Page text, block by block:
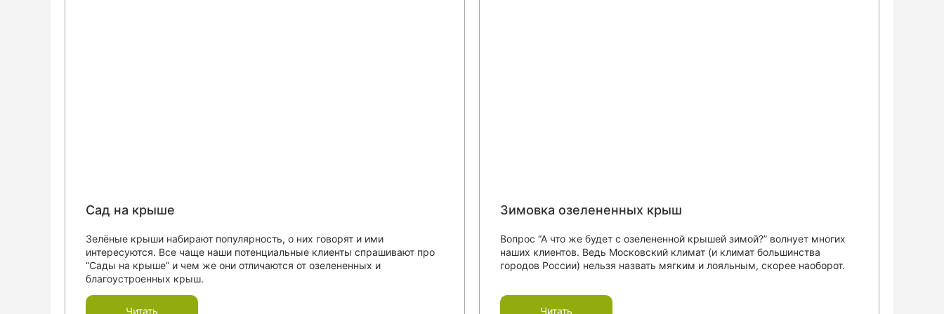
Сад на крыше Зимовка озелененных крыш
Зелёные крыши набирают популярность, о них говорят и ими
интересуются. Все чаще наши потенциальные клиенты спрашивают про
“Сады на крыше” и чем же они отличаются от озелененных и
благоустроенных крыш.
Вопрос “А что же будет с озелененной крышей зимой?” волнует многих
наших клиентов. Ведь Московский климат (и климат большинства
городов России) нельзя назвать мягким и лояльным, скорее наоборот.
Читать Читать